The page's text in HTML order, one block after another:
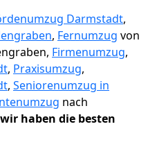
Darmstadt,
, Fernumzug von
Firmenumzug,
, Praxisumzug,
, Seniorenumzug in
nach
wir haben die besten